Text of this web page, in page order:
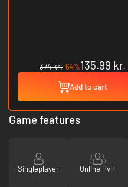
374 kr.-64%135.99 kr.
Add to cart
Game features
Singleplayer Online PvP